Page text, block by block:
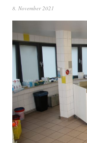
8. November 2021